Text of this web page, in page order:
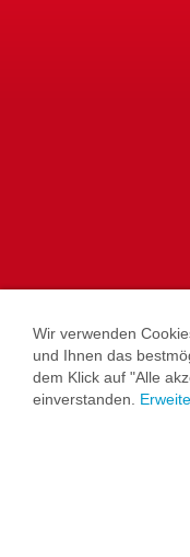
Wir verwenden
und Ihnen das
dem Klick auf "Alle
einverstanden.